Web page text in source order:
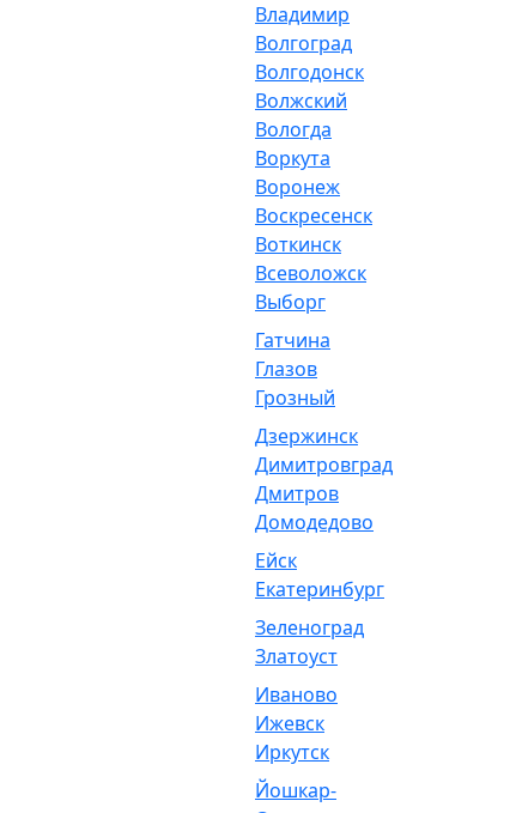
Владимир
Волгоград
Волгодонск
Волжский
Вологда
Воркута
Воронеж
Воскресенск
Воткинск
Всеволожск
Выборг
Гатчина
Глазов
Грозный
Дзержинск
Димитровград
Дмитров
Домодедово
Ейск
Екатеринбург
Зеленоград
Златоуст
Иваново
Ижевск
Иркутск
Йошкар-